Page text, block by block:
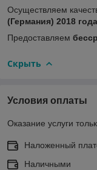
Осуществляем
(Германия) 2018
Предоставляем
Скрыть
Условия оплаты
Оказание услуги
Наложенный
Наличными